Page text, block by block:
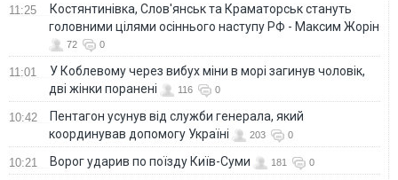
11:25
Костянтинівка, Слов'янськ та Краматорськ стануть
головними цілями осіннього наступу РФ - Максим Жорін
72 0
11:01
У Коблевому через вибух міни в морі загинув чоловік,
дві жінки поранені
116 0
10:42
Пентагон усунув від служби генерала, який
координував допомогу Україні
203 0
10:21 Ворог ударив по поїзду Київ-Суми 181 0